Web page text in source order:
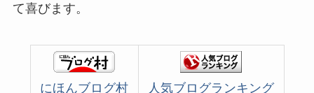
て喜びます。
にほんブログ村 人気ブログランキング